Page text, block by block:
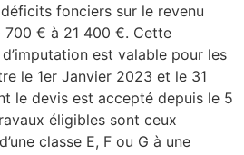
fonciers sur le revenu
700 € à 21 400 €. Cette
est valable pour les
le 1er Janvier 2023 et le 31
le devis est accepté depuis le 5
éligibles sont ceux
classe E, F ou G à une